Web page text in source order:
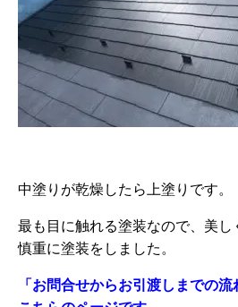
中塗りが乾燥したら上塗りです。
最も目に触れる塗装なので、美し
慎重に塗装をしました。
「お問合せからお引渡しまでの流